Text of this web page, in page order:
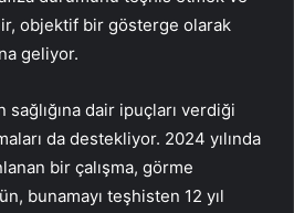
objektif bir gösterge olarak
geliyor.
dair ipuçları verdiği
da destekliyor. 2024 yılında
bir çalışma, görme
bunamayı teşhisten 12 yıl